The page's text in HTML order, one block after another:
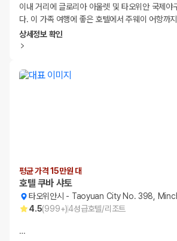
이내 거리에 글로리아 아울렛 및 타오위안 국제야
다. 이 가족 여행에 좋은 호텔에서 주웨이 어항까
상세정보 확인
평균 가격 15만원 대
호텔 쿠바 샤토
타오위안시 - Taoyuan City No. 398,
4.5(999+)4성급호텔/리조트
…